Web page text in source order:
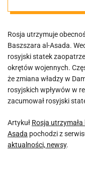
Rosja utrzymuje
Baszszara al-Asada.
rosyjski statek
okrętów wojennych.
że zmiana władzy w
rosyjskich wpływów w
zacumował rosyjski
Artykuł Rosja
Asada pochodzi z
aktualności, newsy.